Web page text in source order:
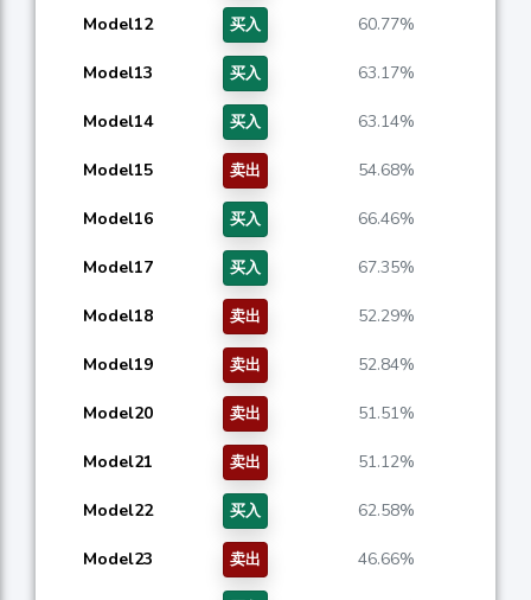
Model12 买入 60.77%
Model13 买入 63.17%
Model14 买入 63.14%
Model15 卖出 54.68%
Model16 买入 66.46%
Model17 买入 67.35%
Model18 卖出 52.29%
Model19 卖出 52.84%
Model20 卖出 51.51%
Model21 卖出 51.12%
Model22 买入 62.58%
Model23 卖出 46.66%